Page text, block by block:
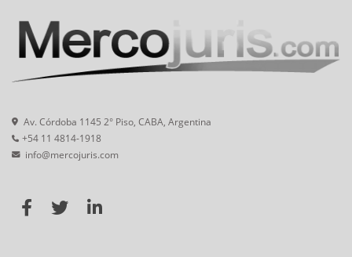
Av. Córdoba 1145 2° Piso, CABA, Argentina
+54 11 4814-1918
info@mercojuris.com